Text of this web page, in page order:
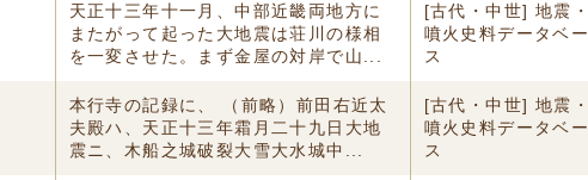
天正十三年十一月、中部近畿両地方に
またがって起った大地震は荘川の様相
を一変させた。まず金屋の対岸で山...
[古代・中世] 地震・
噴火史料データベー
ス
本行寺の記録に、 （前略）前田右近太
夫殿ハ、天正十三年霜月二十九日大地
震ニ、木船之城破裂大雪大水城中...
[古代・中世] 地震・
噴火史料データベー
ス